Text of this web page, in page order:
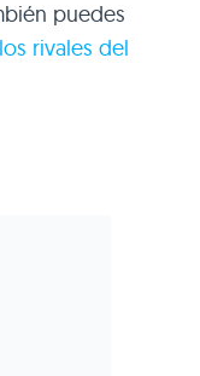
puedes
rivales del